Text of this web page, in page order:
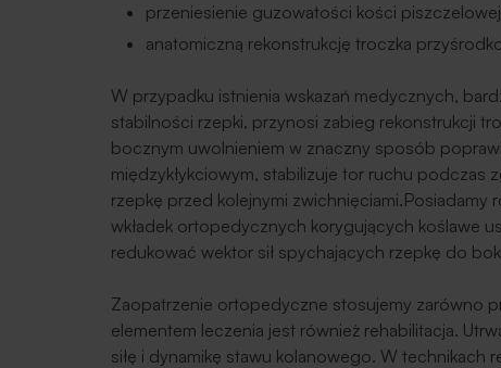
przeniesienie guzowatości kości
anatomiczną rekonstrukcję troczka
W przypadku istnienia wskazań medycznych,
stabilności rzepki, przynosi zabieg rekonstrukcji
bocznym uwolnieniem w znaczny sposób
międzykłykciowym, stabilizuje tor ruchu podczas
rzepkę przed kolejnymi
wkładek ortopedycznych korygujących koślawe
redukować wektor sił spychających rzepkę do
Zaopatrzenie ortopedyczne stosujemy zarówno
elementem leczenia jest również rehabilitacja.
siłę i dynamikę stawu kolanowego. W technikach